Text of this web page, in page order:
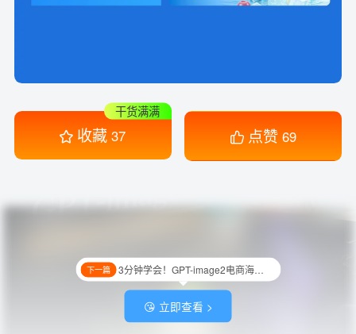
收藏 37
干货满满
点赞 69
😘 立即查看 >
下一篇 3分钟学会！GPT-image2电商海报提示词实操